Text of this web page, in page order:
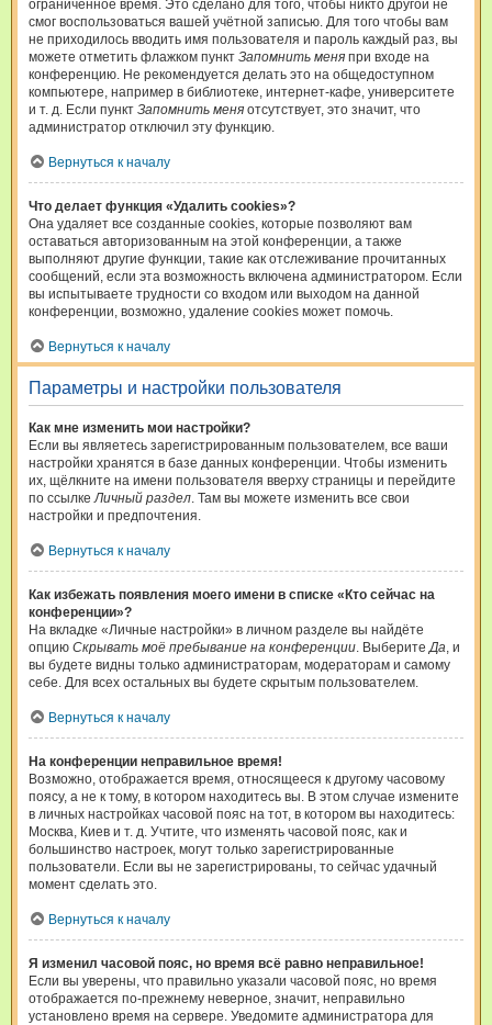
ограниченное время. Это сделано для того, чтобы никто другой не
смог воспользоваться вашей учётной записью. Для того чтобы вам
не приходилось вводить имя пользователя и пароль каждый раз, вы
можете отметить флажком пункт Запомнить меня при входе на
конференцию. Не рекомендуется делать это на общедоступном
компьютере, например в библиотеке, интернет-кафе, университете
и т. д. Если пункт Запомнить меня отсутствует, это значит, что
администратор отключил эту функцию.
Вернуться к началу
Что делает функция «Удалить cookies»?
Она удаляет все созданные cookies, которые позволяют вам
оставаться авторизованным на этой конференции, а также
выполняют другие функции, такие как отслеживание прочитанных
сообщений, если эта возможность включена администратором. Если
вы испытываете трудности со входом или выходом на данной
конференции, возможно, удаление cookies может помочь.
Вернуться к началу
Параметры и настройки пользователя
Как мне изменить мои настройки?
Если вы являетесь зарегистрированным пользователем, все ваши
настройки хранятся в базе данных конференции. Чтобы изменить
их, щёлкните на имени пользователя вверху страницы и перейдите
по ссылкеЛичный раздел. Там вы можете изменить все свои
настройки и предпочтения.
Вернуться к началу
Как избежать появления моего имени в списке «Кто сейчас на
конференции»?
На вкладке «Личные настройки» в личном разделе вы найдёте
опцию Скрывать моё пребывание на конференции. ВыберитеДа, и
вы будете видны только администраторам, модераторам и самому
себе. Для всех остальных вы будете скрытым пользователем.
Вернуться к началу
На конференции неправильное время!
Возможно, отображается время, относящееся к другому часовому
поясу, а не к тому, в котором находитесь вы. В этом случае измените
в личных настройках часовой пояс на тот, в котором вы находитесь:
Москва, Киев и т. д. Учтите, что изменять часовой пояс, как и
большинство настроек, могут только зарегистрированные
пользователи. Если вы не зарегистрированы, то сейчас удачный
момент сделать это.
Вернуться к началу
Я изменил часовой пояс, но время всё равно неправильное!
Если вы уверены, что правильно указали часовой пояс, но время
отображается по-прежнему неверное, значит, неправильно
установлено время на сервере. Уведомите администратора для